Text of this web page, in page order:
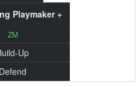
Playmaker +
ZM
Up
Defend